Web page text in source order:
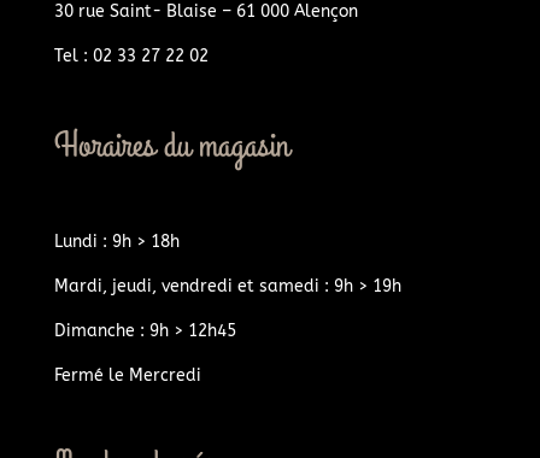
30 rue Saint- Blaise – 61 000 Alençon
Tel : 02 33 27 22 02
Horaires du magasin
Lundi : 9h > 18h
Mardi, jeudi, vendredi et samedi : 9h > 19h
Dimanche : 9h > 12h45
Fermé le Mercredi